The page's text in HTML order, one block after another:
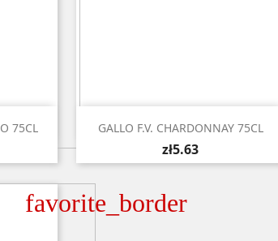
75CL  Quick view
GALLO F.V. CHARDONNAY 75CL
zł5.63
favorite_border